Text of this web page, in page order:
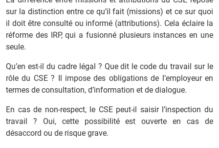
sur la distinction entre ce qu’il fait (missions) et ce sur quoi
il doit être consulté ou informé (attributions). Cela éclaire la
réforme des IRP, qui a fusionné plusieurs instances en une
seule.
Qu’en est-il du cadre légal ? Que dit le code du travail sur le
rôle du CSE ? Il impose des obligations de l’employeur en
termes de consultation, d’information et de dialogue.
En cas de non-respect, le CSE peut-il saisir l’inspection du
travail ? Oui, cette possibilité est ouverte en cas de
désaccord ou de risque grave.